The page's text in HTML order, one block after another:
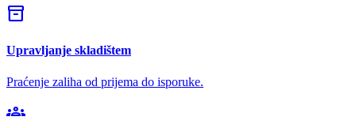
inventory_2
Upravljanje skladištem
Praćenje zaliha od prijema do isporuke.
groups